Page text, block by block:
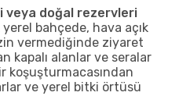
veya doğal rezervleri
bahçede, hava açık
vermediğinde ziyaret
kapalı alanlar ve seralar
koşuşturmacasından
ve yerel bitki örtüsü